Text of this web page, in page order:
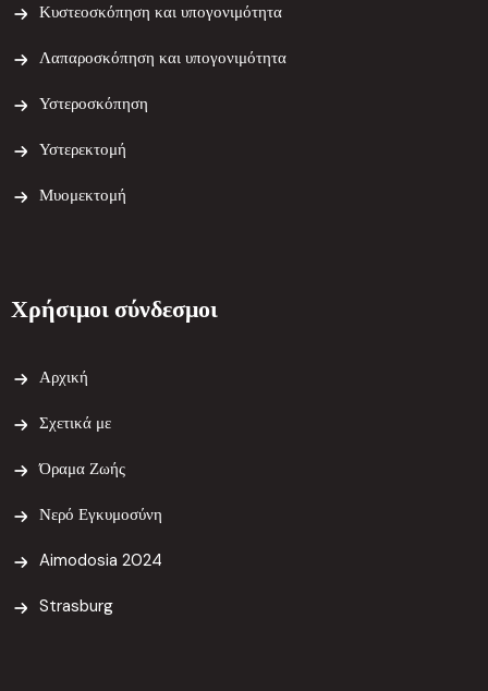
Κυστεοσκόπηση και υπογονιμότητα
Λαπαροσκόπηση και υπογονιμότητα
Υστεροσκόπηση
Υστερεκτομή
Μυομεκτομή
Χρήσιμοι σύνδεσμοι
Αρχική
Σχετικά με
Όραμα Ζωής
Νερό Εγκυμοσύνη
Aimodosia 2024
Strasburg